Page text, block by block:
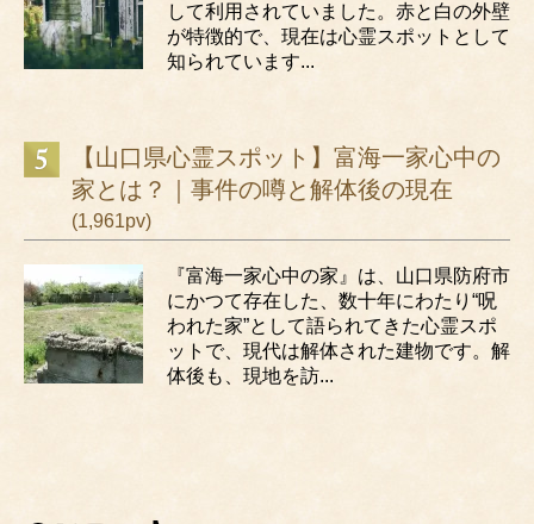
して利用されていました。赤と白の外壁
が特徴的で、現在は心霊スポットとして
知られています...
【山口県心霊スポット】富海一家心中の
家とは？｜事件の噂と解体後の現在
(1,961pv)
『富海一家心中の家』は、山口県防府市
にかつて存在した、数十年にわたり“呪
われた家”として語られてきた心霊スポ
ットで、現代は解体された建物です。解
体後も、現地を訪...